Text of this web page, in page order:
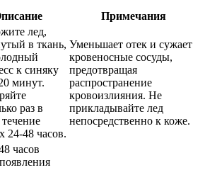
Примечания
лед,
в ткань,
к синяку
минут.
раз в
24-48 часов.
Уменьшает отек и сужает
кровеносные сосуды,
предотвращая
распространение
кровоизлияния. Не
прикладывайте лед
непосредственно к коже.
часов